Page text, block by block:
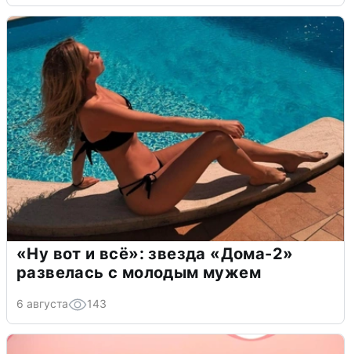
«Ну вот и всё»: звезда «Дома-2»
развелась с молодым мужем
6 августа 143